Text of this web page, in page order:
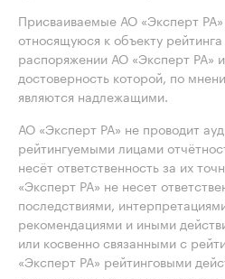
Присваиваемые АО «Эксперт
относящуюся к объекту
распоряжении АО «Эксперт РА»
достоверность которой, по
являются надлежащими.
АО «Эксперт РА» не проводит
рейтингуемыми лицами
несёт ответственность за их
«Эксперт РА» не несет
последствиями,
рекомендациями и иными
или косвенно связанными с
«Эксперт РА» рейтинговыми